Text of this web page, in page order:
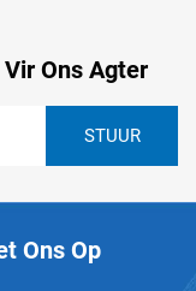
Ons Agter
Ons Op